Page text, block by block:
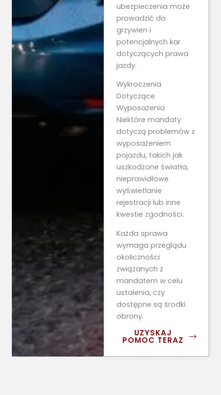
ubezpieczenia może
prowadzić do
grzywien i
potencjalnych kar
dotyczących prawa
jazdy.
Wykroczenia
Dotyczące
Wyposażenia
Niektóre mandaty
dotyczą problemów z
wyposażeniem
pojazdu, takich jak
uszkodzone światła,
nieprawidłowe
wyświetlanie
rejestracji lub inne
kwestie zgodności.
Każda sprawa
wymaga przeglądu
okoliczności
związanych z
mandatem w celu
ustalenia, czy
dostępne są środki
obrony.
UZYSKAJ
POMOC TERAZ